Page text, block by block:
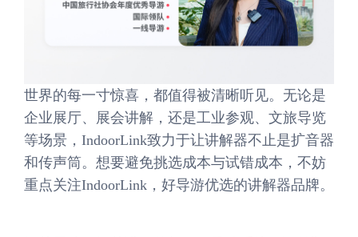
世界的每一寸惊喜，都值得被清晰听见。无论是
企业展厅、展会讲解，还是工业参观、文旅导览
等场景，IndoorLink致力于让讲解器不止是扩音器
和传声筒。想要避免挑选成本与试错成本，不妨
重点关注IndoorLink，好导游优选的讲解器品牌。